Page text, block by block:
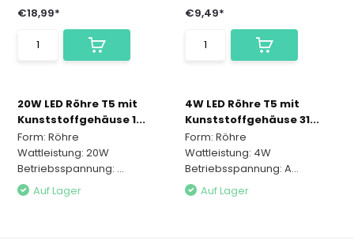
€18,99*
20W LED Röhre T5 mit
Kunststoffgehäuse 1...
Form: Röhre
Wattleistung: 20W
Betriebsspannung: ...
Auf Lager
€9,49*
4W LED Röhre T5 mit
Kunststoffgehäuse 31...
Form: Röhre
Wattleistung: 4W
Betriebsspannung: A...
Auf Lager